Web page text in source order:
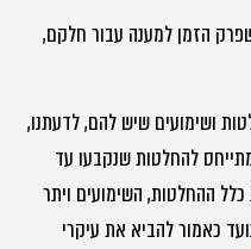
הזמן למענה עבור חלקם,
ושימועים שיש להם, לדעתנו,
להחלטות שנקבעו עד
ואינו סוקר את כלל ההחלטות, השימועים ויתר
כאמור להביא את עיקרי